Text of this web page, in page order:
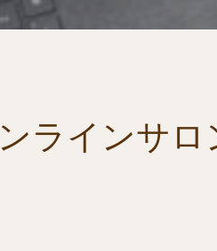
ラインサロ